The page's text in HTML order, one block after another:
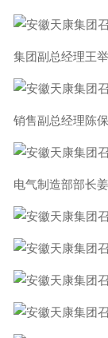
集团副总经理王
销售副总经理陈
电气制造部部长